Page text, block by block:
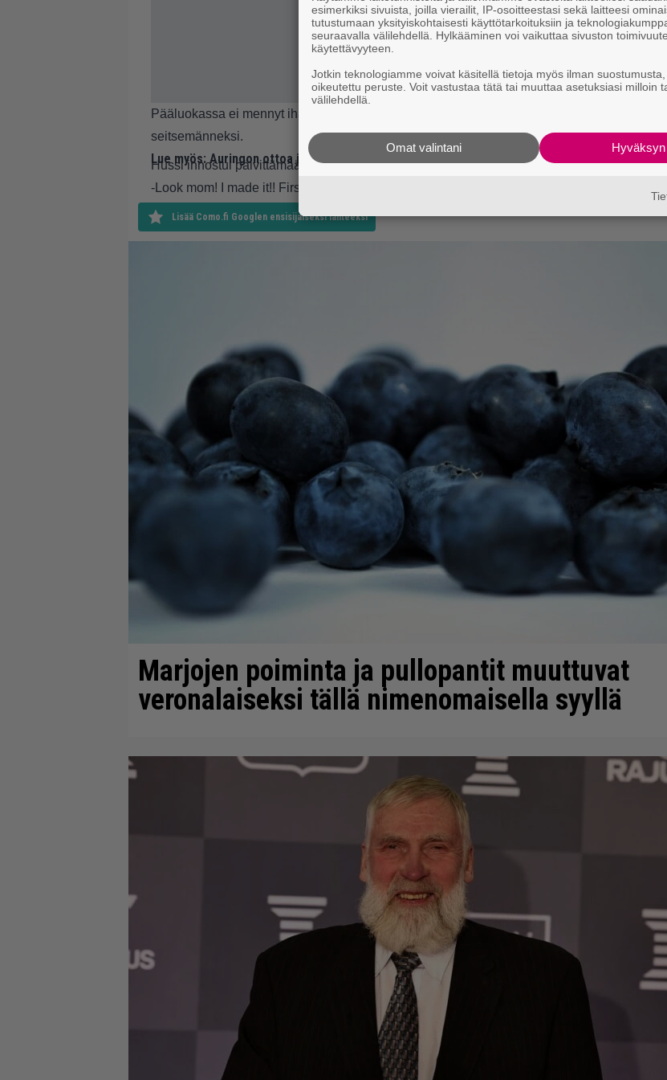
Pääluokassa ei mennyt ihan niin hyvin. Sami Pajarille tuli rengasrikko ja hän putosi
seitsemänneksi.
Lue myös: Auringon ottoa ja biksuja – tällaisia kuvia harvemmin Janni Hussista näkee
Hussi innostui päivittämään:
-Look mom! I made it!! First WRC win!! And happy mother’s day! Especially to mine!
Lisää Como.fi Googlen ensisijaiseksi lähteeksi
Marjojen poiminta ja pullopantit muuttuvat
veronalaiseksi tällä nimenomaisella syyllä
esimerkiksi sivuista, joilla vierailit, IP-osoitteestasi sekä laitteesi
tutustumaan yksityiskohtaisesti käyttötarkoituksiin ja
seuraavalla välilehdellä. Hylkääminen voi vaikuttaa sivuston
käytettävyyteen.
Jotkin teknologiamme voivat käsitellä tietoja myös ilman
oikeutettu peruste. Voit vastustaa tätä tai muuttaa asetuksiasi milloin
välilehdellä.
Omat valintani